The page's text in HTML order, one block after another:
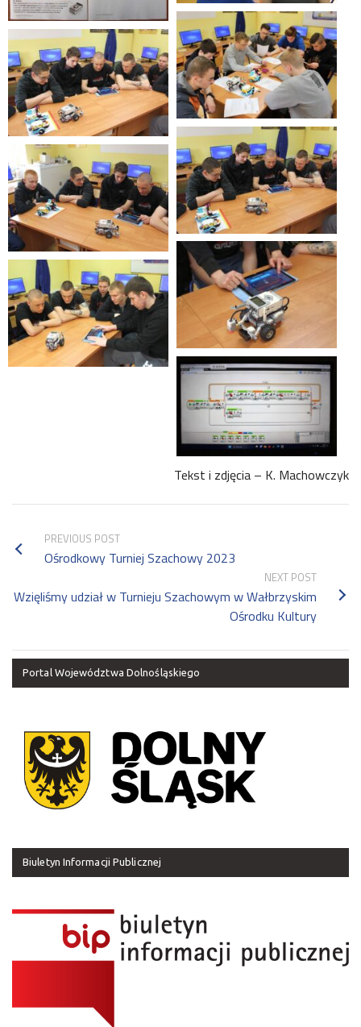
Tekst i zdjęcia – K. Machowczyk
PREVIOUS POST
Ośrodkowy Turniej Szachowy 2023
NEXT POST
Wzięliśmy udział w Turnieju Szachowym w Wałbrzyskim
Ośrodku Kultury
Portal Województwa Dolnośląskiego
Biuletyn Informacji Publicznej